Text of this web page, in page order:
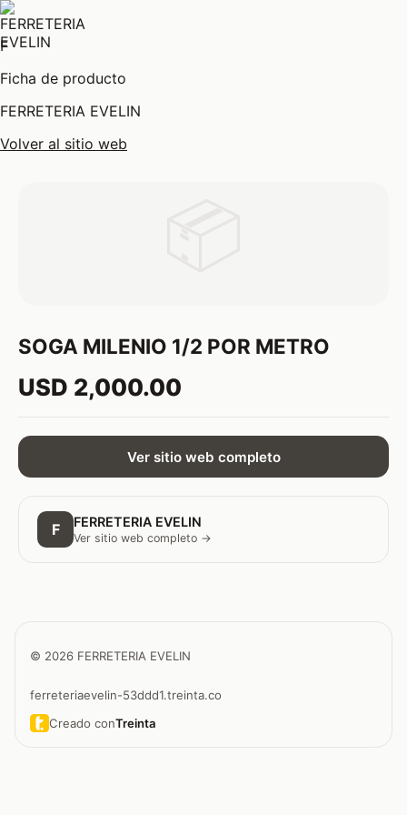
F
Ficha de producto
FERRETERIA EVELIN
Volver al sitio web
SOGA MILENIO 1/2 POR METRO
USD 2,000.00
Ver sitio web completo
F FERRETERIA EVELIN
Ver sitio web completo →
© 2026 FERRETERIA EVELIN
ferreteriaevelin-53ddd1.treinta.co
Creado conTreinta